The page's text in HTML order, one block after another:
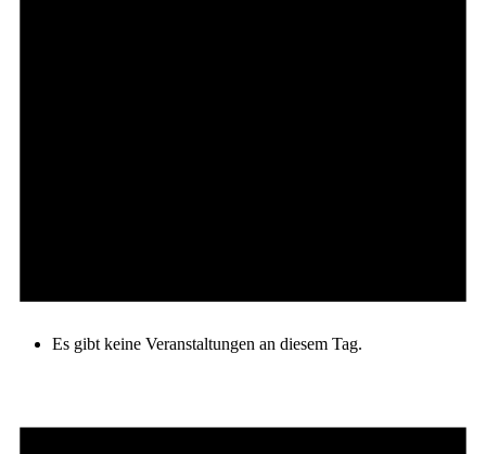
Es gibt keine Veranstaltungen an diesem Tag.